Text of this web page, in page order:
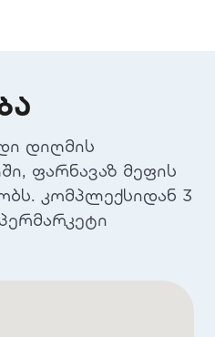
დიღმის
ფარნავაზ მეფის
კომპლექსიდან 3